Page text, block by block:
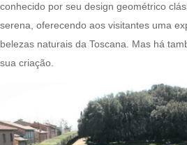
conhecido por seu design geométrico
serena, oferecendo aos visitantes uma
belezas naturais da Toscana. Mas há
sua criação.